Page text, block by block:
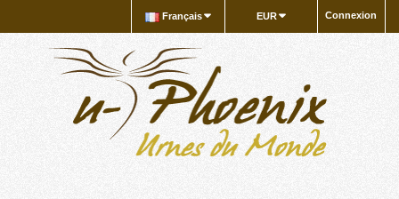
Connexion
EUR
Français